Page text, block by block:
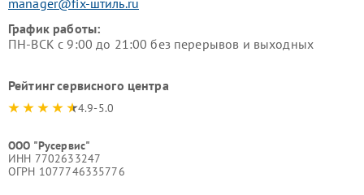
График работы:
ПН-ВСК с 9:00 до 21:00 без перерывов и выходных
Рейтинг сервисного центра
4.9-5.0
ООО "Русервис"
ИНН 7702633247
ОГРН 1077746335776